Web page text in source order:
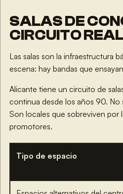
SALAS DE
CIRCUITO
Las salas son la infraestructura
escena: hay bandas que
Alicante tiene un circuito de
continua desde los años 90. No
Son locales que sobreviven por
promotores.
Tipo de espacio